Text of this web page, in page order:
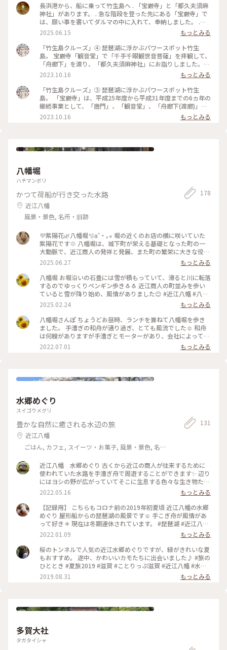
長浜港から、船に乗って竹生島へ . 「宝厳寺」と「都久夫須麻
神社」があります。 . 急な階段を登った先にある「宝厳寺」で
は、願い事を書いてダルマの中に入れて、奉納しました。 .
「都久夫須麻神社」では、かわらけに願いを書いて鳥居に向か
って投げて、鳥居を通れば願い事が叶うのですが、私は残念な
事に鳥居から外れてしまいました😂
2025.06.15
もっとみる
「竹生島クルーズ」④ 琵琶湖に浮かぶパワースポット竹生
島。 宝厳寺「観音堂」で「千手千眼観世音菩薩」を拝観して、
「舟廊下」を渡り、「都久夫須麻神社」にお詣りしました。本
殿は、豊臣秀吉が寄進した伏見桃山城の束力使殿を移転したも
ので、国宝となっています。 琵琶湖に突き出した所に竜神拝所
が有り、かわらけ投げをしました。かわらけ(土器)に名前と願
い事を書いて、湖面に突き出た宮崎鳥居へと投げ、鳥居をくぐ
れば、願い事が成就するというものです。 主人も私もトライ
しましたが、思った方向には全く飛ばす、大きくカーブしてし
まいました。 でも、願い事は叶うと信じています。 帰りの船
クルーズ#琵琶湖汽船#パワースポット#神様が棲む島#宝厳寺#
神拝所#かわらけ投げ#秋さんぽ#私のことりっぷ旅
2023.10.16
もっとみる
「竹生島クルーズ」③ 琵琶湖に浮かぶパワースポット竹生
島。 「宝厳寺」は、平成25年度から平成31年度までの6ヵ年の
継続事業として、「唐門」、「観音堂」、「舟廊下(渡廊)」の
檜皮屋根の全面葺き替え、彩色・漆塗りの塗り直し、及び飾り
金具の鍍金メッキ仕上げを主な内容とした修理保存事業を行
大坂城の唯一の建物として注目されています。建物全体は黒漆
ズ#琵琶湖汽船#パワースポット#神様が棲む島#宝厳寺#西国三
十三所第30番札所#唐門#観音堂#舟廊下#秋さんぽ#私のことり
2023.10.16 もっとみる
八幡堀
ハチマンボリ
かつて荷船が行き交った水路
近江八幡
風景・景色, 名所・旧跡
178
💜紫陽花🌿八幡堀🫧ɞ˚‧｡⋆ 堀の近くのお店の横に咲いていた
紫陽花です💠 八幡堀は、城下町が栄える基礎となった町の一
大動脈で、近江商人の発祥と発展、また町の繁栄に大きな役割
を果たし賑わいを見せました。 戦後の八幡堀はドブ川となっ
てしまい、埋め立ての危機もありましたが、地元の方たちの運
動により当時の美しさが蘇ったそうです。 美しい景観が楽しめ
るのも、こういった多くの方のご尽力によるものだというこ
と、本当にありがたいです😊 #ゆるり夏時間 #滋賀 #近江八幡
市 #八幡堀 #花菖蒲 #紫陽花 #和舟 #八幡堀めぐり
2025.06.27
もっとみる
八幡堀 お堀沿いの石畳には雪が積もっていて、滑ると川に転落
するのでゆっくりペンギン歩き🐧🐧 近江商人の町並みを歩い
ていると雪が降り始め、風情がありました😊 #近江八幡 #八幡
堀 #近江商人の町並み #雪景色 #滋賀
2025.02.24
もっとみる
八幡堀さんぽ ちょうどお昼時、ランチを兼ねて八幡堀を歩き
ました。 手漕ぎの和舟が通り過ぎ、とても風流でした☺️ 和舟
は何艘がありますが手漕ぎとモーターがあり、会社によって違
うのかな？どちらか確認してから申し込んだ方が良さそうです
😁 お昼ご飯には近江牛専門店の千成亭さんへ。 1階はコロッケ
薄くスライスし、すき焼きのようなしっかりした味の贅沢牛丼
と言われる飛び出し坊やが沢山いて、うなぎを持った商人風や
懐かしの学生服を着たものなどバラエティに富んでいて楽しか
#八幡堀 #八幡堀めぐり #近江牛 #千成亭 #牛丼 #赤こんにゃく
2022.07.01 もっとみる
水郷めぐり
スイゴウメグリ
豊かな自然に癒される水辺の旅
近江八幡
ごはん, カフェ, スイーツ・お菓子, 風景・景色, 名
131
近江八幡 水郷めぐり 古くから近江の商人が往来するために
使われていた水路を手漕ぎ舟で周遊することができます✨ 辺り
にはヨシの野が広がっていてそこに生息する色々な生き物たち
も見ることができます😊 ゆっくりと舟に揺られながら、漕ぎ
手の方のお話も面白く、のんびりとした時間を過ごすには最適
です！ #滋賀県 #びわ湖 #川
2022.05.16
もっとみる
【記録用】 こちらもコロナ前の2019年初夏頃 近江八幡の水郷
めぐり 屋形船からの琵琶湖の風景です☺️ 手こぎ舟が風情があ
って好き＊ 現在は冬期運休されています。 #琵琶湖 #近江八幡
#観光 #水郷めぐり
2022.01.09
もっとみる
桜のトンネルで人気の近江水郷めぐりですが、緑がきれいな夏
もおすすめ。 途中、かわいいカモたちに出会いました♪ #旅の
ひととき #夏旅2019 #滋賀 #ことりっぷ滋賀 #近江八幡 #水郷
めぐり #川下り #舟下り #絶景
2019.08.31 もっとみる
多賀大社
タガタイシャ